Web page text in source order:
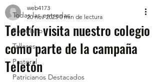
Todas las entradas
Parvulario
Talleres
Pastoral
Patricianos Destacados
Teletín visita nuestro colegio
como parte de la campaña
Teletón
web4173
20 nov 2025 0 min de lectura